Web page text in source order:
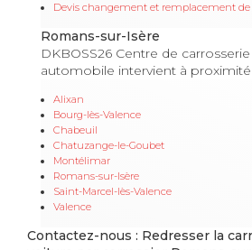
Devis changement et remplacement de
Romans-sur-Isère
DKBOSS26 Centre de
automobile intervient à proximité
Alixan
Bourg-lès-Valence
Chabeuil
Chatuzange-le-Goubet
Montélimar
Romans-sur-Isère
Saint-Marcel-lès-Valence
Valence
Contactez-nous : Redresser la